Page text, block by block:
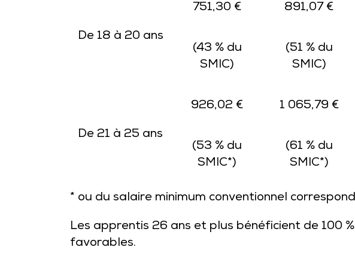
De 18 à 20 ans
751,30 € 891,07 €
(43 % du
SMIC)
(51 % du
SMIC)
De 21 à 25 ans
926,02 € 1 065,79 €
(53 % du
SMIC*)
(61 % du
SMIC*)
* ou du salaire minimum conventionnel
Les apprentis 26 ans et plus bénéficient de 100
favorables.